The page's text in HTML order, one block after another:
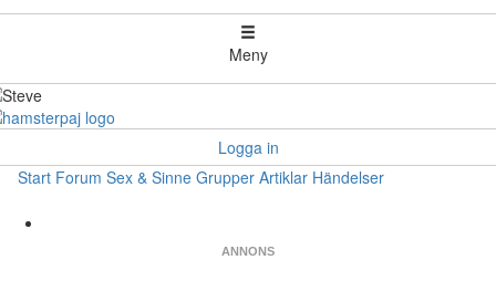
Meny
Logga in
Start Forum Sex & Sinne Grupper Artiklar Händelser
ANNONS